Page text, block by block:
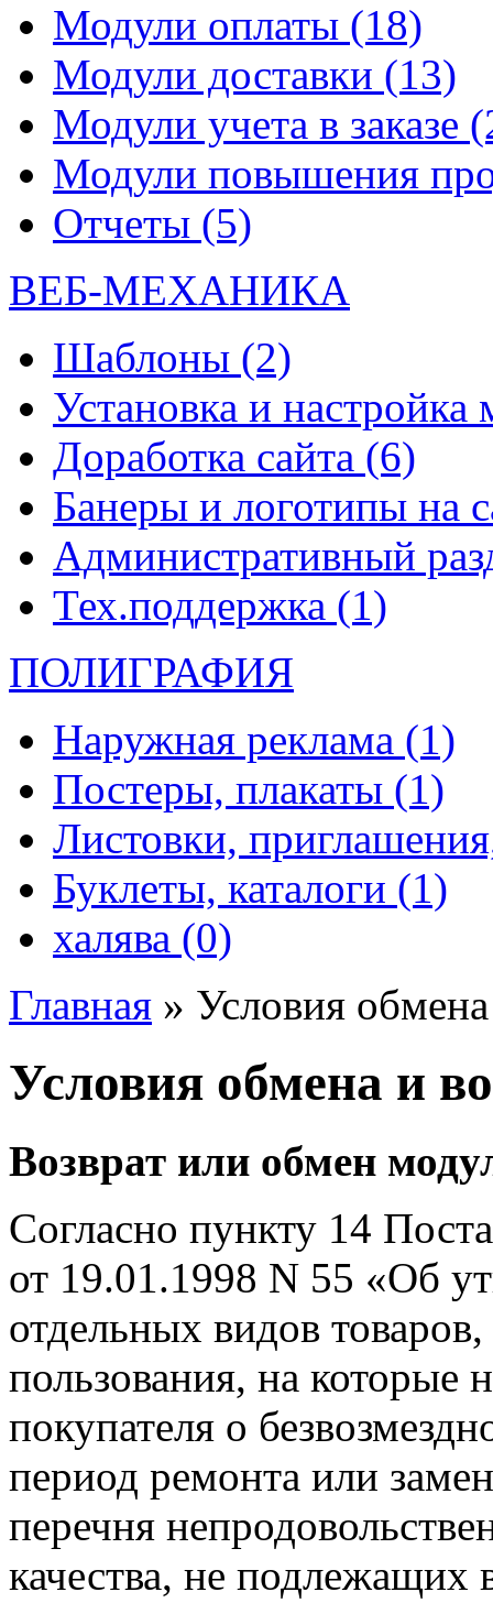
Модули оплаты (18)
Модули доставки (13)
Модули учета в заказе
Модули повышения
Отчеты (5)
ВЕБ-МЕХАНИКА
Шаблоны (2)
Установка и настройка
Доработка сайта (6)
Банеры и логотипы на
Административный
Тех.поддержка (1)
ПОЛИГРАФИЯ
Наружная реклама (1)
Постеры, плакаты (1)
Листовки,
Буклеты, каталоги (1)
халява (0)
Главная » Условия обмена
Условия обмена и
Возврат или обмен
Согласно пункту 14
от 19.01.1998 N 55 «Об
отдельных видов
пользования, на которые
покупателя о
период ремонта или
перечня
качества, не подлежащих